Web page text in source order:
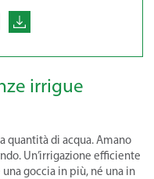
irrigue
quantità di acqua. Amano
Un’irrigazione efficiente
goccia in più, né una in